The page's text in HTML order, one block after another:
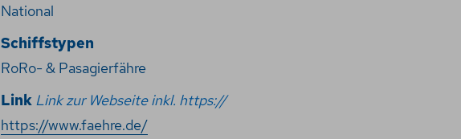
National
Schiffstypen
RoRo- & Pasagierfähre
Link Link zur Webseite inkl. https://
https://www.faehre.de/